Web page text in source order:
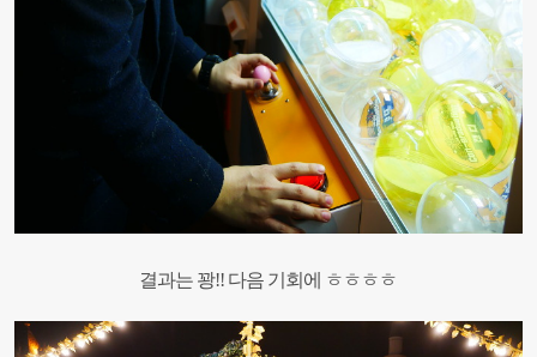
결과는 꽝!! 다음 기회에 ㅎㅎㅎㅎ